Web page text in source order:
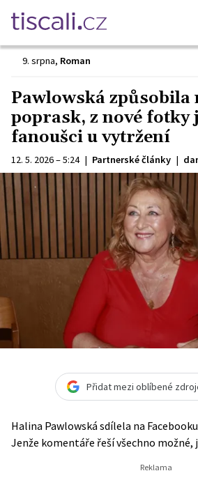
9. srpna, Roman
Pawlowská
poprask, z nové fotky
fanoušci u vytržení
12. 5. 2026 – 5:24 | Partnerské články |
Přidat mezi oblíbené
Halina Pawlowská sdílela na
Jenže komentáře řeší všechno možné,